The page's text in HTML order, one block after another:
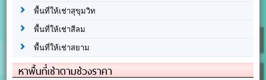
พื้นที่ให้เช่าสุขุมวิท
พื้นที่ให้เช่าสีลม
พื้นที่ให้เช่าสยาม
หาพื้นที่เช่าตามช่วงราคา